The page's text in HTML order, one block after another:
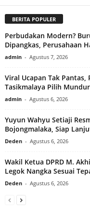
BERITA POPULER
Perbudakan Modern?
Dipangkas, Perusahaan
admin - Agustus 7, 2026
Viral Ucapan Tak Pantas,
Tasikmalaya Pilih Mundur
admin - Agustus 6, 2026
Yuyun Wahyu Setiaji
Bojongmalaka, Siap
Deden - Agustus 6, 2026
Wakil Ketua DPRD M.
Legok Nangka Sesuai
Deden - Agustus 6, 2026